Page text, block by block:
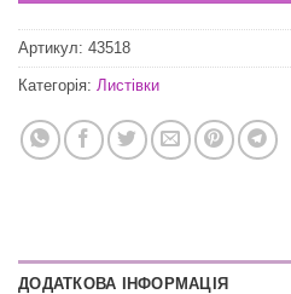
Артикул: 43518
Категорія: Листівки
ДОДАТКОВА ІНФОРМАЦІЯ